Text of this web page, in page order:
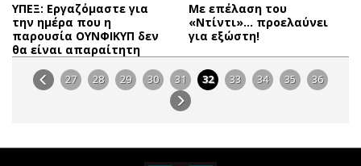
ΥΠΕΞ: Εργαζόμαστε για
την ημέρα που η
παρουσία ΟΥΝΦΙΚΥΠ δεν
θα είναι απαραίτητη
Με επέλαση του
«Ντίντι»… προελαύνει
για εξώστη!
27 28 29 30 31 32 33 34 35 36